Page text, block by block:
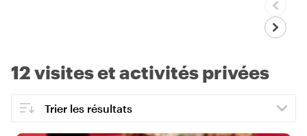
12 visites et activités privées